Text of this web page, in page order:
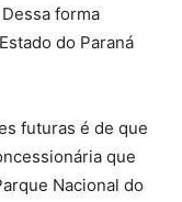
forma
do Paraná
futuras é de que
que
Nacional do